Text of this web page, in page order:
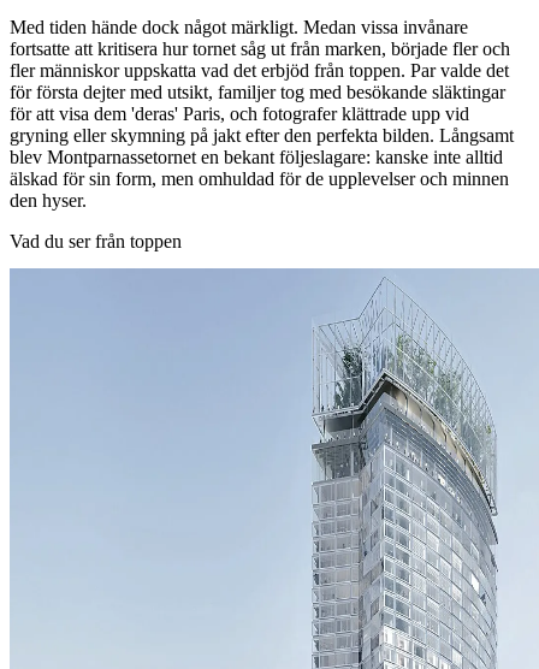
Med tiden hände dock något märkligt. Medan vissa invånare
fortsatte att kritisera hur tornet såg ut från marken, började fler och
fler människor uppskatta vad det erbjöd från toppen. Par valde det
för första dejter med utsikt, familjer tog med besökande släktingar
för att visa dem 'deras' Paris, och fotografer klättrade upp vid
gryning eller skymning på jakt efter den perfekta bilden. Långsamt
blev Montparnassetornet en bekant följeslagare: kanske inte alltid
älskad för sin form, men omhuldad för de upplevelser och minnen
den hyser.
Vad du ser från toppen